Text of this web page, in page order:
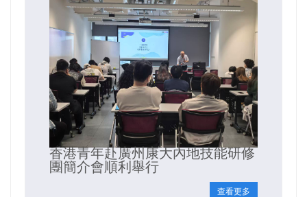
香港青年赴廣州康大內地技能研修
團簡介會順利舉行
查看更多